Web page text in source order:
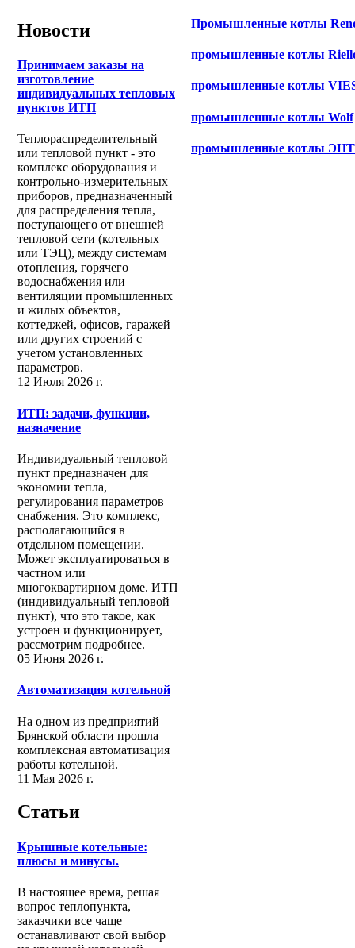
Новости
Принимаем заказы на
изготовление
индивидуальных тепловых
пунктов ИТП
Теплораспределительный
или тепловой пункт - это
комплекс оборудования и
контрольно-измерительных
приборов, предназначенный
для распределения тепла,
поступающего от внешней
тепловой сети (котельных
или ТЭЦ), между системам
отопления, горячего
водоснабжения или
вентиляции промышленных
и жилых объектов,
коттеджей, офисов, гаражей
или других строений с
учетом установленных
параметров.
12 Июля 2026 г.
ИТП: задачи, функции,
назначение
Индивидуальный тепловой
пункт предназначен для
экономии тепла,
регулирования параметров
снабжения. Это комплекс,
располагающийся в
отдельном помещении.
Может эксплуатироваться в
частном или
многоквартирном доме. ИТП
(индивидуальный тепловой
пункт), что это такое, как
устроен и функционирует,
рассмотрим подробнее.
05 Июня 2026 г.
Автоматизация котельной
На одном из предприятий
Брянской области прошла
комплексная автоматизация
работы котельной.
11 Мая 2026 г.
Статьи
Крышные котельные:
плюсы и минусы.
В настоящее время, решая
вопрос теплопункта,
заказчики все чаще
останавливают свой выбор
Промышленные котлы
промышленные котлы
промышленные котлы
промышленные котлы Wolf
промышленные котлы